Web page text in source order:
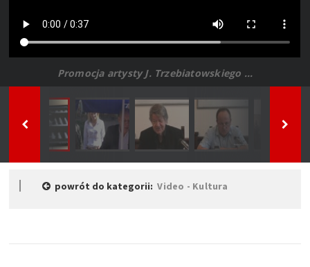
Promocja artysty J. Trzebiatowskiego ...
powrót do kategorii:Video - Kultura